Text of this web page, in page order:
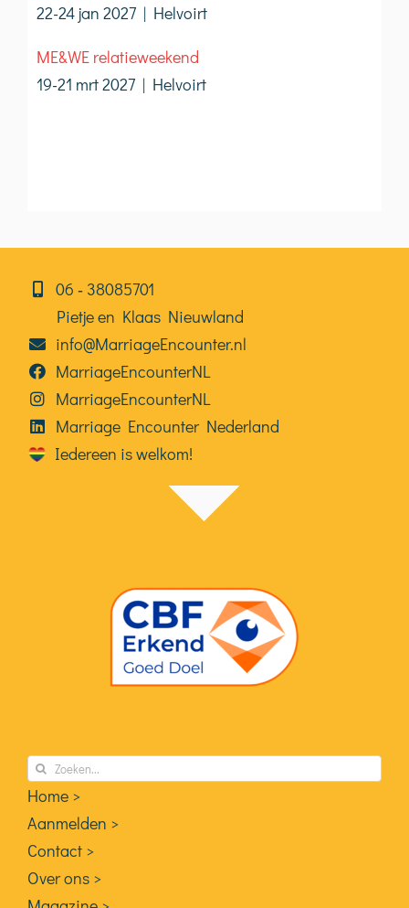
22-24 jan 2027 | Helvoirt
ME&WE relatieweekend
19-21 mrt 2027 | Helvoirt
06⁠⁠ ‑ 38085701
Pietje en Klaas Nieuwland
info@MarriageEncounter.nl
MarriageEncounterNL
MarriageEncounterNL
Marriage Encounter Nederland
Iedereen is welkom!
Zoeken
naar:
Home >
Aanmelden >
Contact >
Over ons >